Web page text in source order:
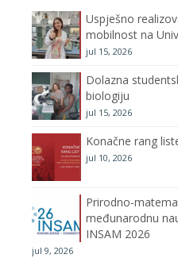
o
k
r
r
Uspješno
mobilnost na
jul 15, 2026
Dolazna
biologiju
jul 15, 2026
Konačne rang
jul 10, 2026
Prirodno-
međunarodnu
INSAM 2026
jul 9, 2026